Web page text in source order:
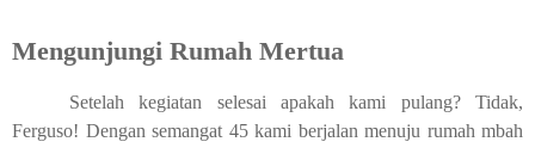
Mengunjungi Rumah Mertua
Setelah kegiatan selesai apakah kami pulang? Tidak,
Ferguso! Dengan semangat 45 kami berjalan menuju rumah mbah